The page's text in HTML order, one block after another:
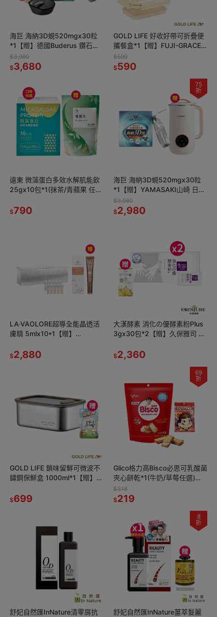
海巨 海納3D蜆520mgx30粒
*1【贈】德國Buderus 鑽石可
立鍋系列_28cm深炒鍋(含蓋)-
淺木紋*1
$3,980
$3,680
GOLD LIFE 好收好帶可折疊便
攜餐盒*1【贈】FUJI-GRACE
富士雅麗 陶瓷筷禮盒組(五雙
入)*1(顏色隨機
$599
$590
遠東 微藻蛋白多效水解肌能飲
25gx10包*1(抹茶/青蘋果 任
3.5gx7包*1
$790
75
折
海巨 海納3D蜆520mgx30粒
*1【贈】YAMASAKI山崎 日式
迷你破壁豆漿機 600ml*1
$3,980
$2,980
LA·VAOLORE超導全能晶透活
膚精 5mlx10*1【贈】
豐澤護唇蜜15ml*1
$2,880
大漢酵素 消化の優酵素粉Plus
3gx30包*2【贈】久保雅司 黑
顆*1
$2,360
GOLD LIFE 鎖味留鮮可微波不
鏽鋼保鮮盒 1000ml*1【贈】超
1000ml*1
$699
69
折
Glico格力高Bisco必思可乳酸菌
夾心餅乾*1(牛奶/草莓任選)
【贈】不二家 Peko牛奶糖*1效
期26.12.17
$318
$219
舒妃自然匯InNature清零屑抗
8
折
舒妃自然匯InNature薑萃髮麗